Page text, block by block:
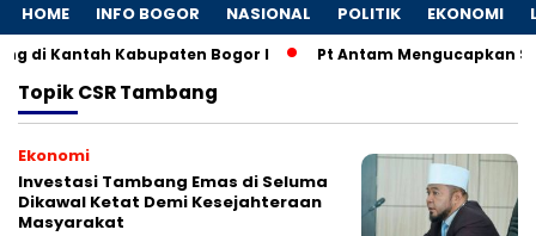
HOME INFO BOGOR NASIONAL POLITIK EKONOMI
di Kantah Kabupaten Bogor I Pt Antam Mengucapkan
TopikCSR Tambang
Ekonomi
Investasi Tambang Emas di Seluma
Dikawal Ketat Demi Kesejahteraan
Masyarakat